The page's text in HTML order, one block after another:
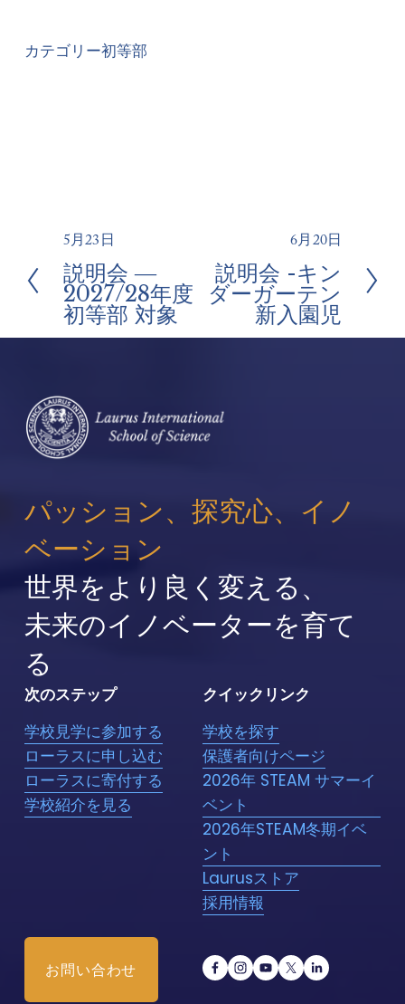
カテゴリー初等部
前
へ
5月23日
説明会 ―
2027/28年度
初等部 対象
の
ペ
ジ
6月20日
説明会 -キン
ダーガーテン
新入園児
パッション、探究心、イノ
ベーション
世界をより良く変える、
未来のイノベーターを育て
る
お問い合わせ
クイックリンク
学校を探す
保護者向けページ
2026年 STEAM サマーイ
ベント
2026年STEAM冬期イベ
ント
Laurusストア
採用情報
次のステップ
学校見学に参加する
ローラスに申し込む
ローラスに寄付する
学校紹介を見る